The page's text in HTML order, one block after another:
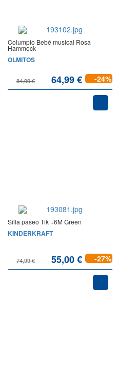
Columpio Bebé musical Rosa
Hammock
OLMITOS
84,99 € 64,99 € -24%
Silla paseo Tik +6M Green
KINDERKRAFT
74,99 € 55,00 € -27%